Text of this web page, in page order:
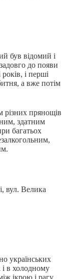
був відомий і
до появи
і перші
а вже потім
різних прянощів
здатним
багатьох
вул. Велика
українських
і в холодному
ікрою і рагу.